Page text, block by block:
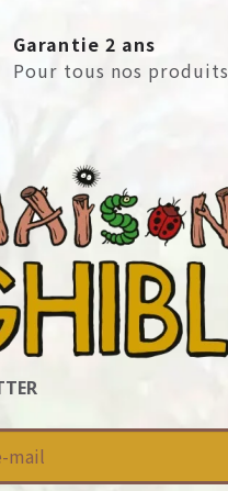
Garantie 2 ans
Pour tous nos produits